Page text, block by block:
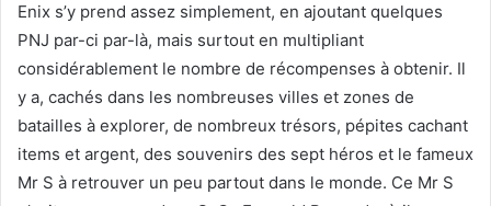
Enix s’y prend assez simplement, en ajoutant quelques
PNJ par-ci par-là, mais surtout en multipliant
considérablement le nombre de récompenses à obtenir. Il
y a, cachés dans les nombreuses villes et zones de
batailles à explorer, de nombreux trésors, pépites cachant
items et argent, des souvenirs des sept héros et le fameux
Mr S à retrouver un peu partout dans le monde. Ce Mr S